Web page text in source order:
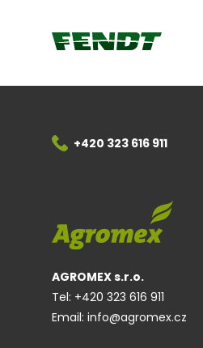
Fendt
+420 323 616 911
AGROMEX s.r.o.
Tel: +420 323 616 911
Email: info@agromex.cz